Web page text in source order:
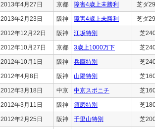
2013年4月27日 京都 障害4歳上未勝利 芝ダ
2013年2月23日 阪神 障害4歳上未勝利 芝ダ
2012年12月22日 阪神 江坂特別 芝
2012年10月27日 京都 3歳上1000万下 芝
2012年10月1日 阪神 兵庫特別 芝
2012年4月8日 阪神 山陽特別 芝
2012年3月18日 中京 中京スポニチ 芝
2012年3月11日 阪神 須磨特別 芝
2012年2月25日 阪神 千里山特別 芝